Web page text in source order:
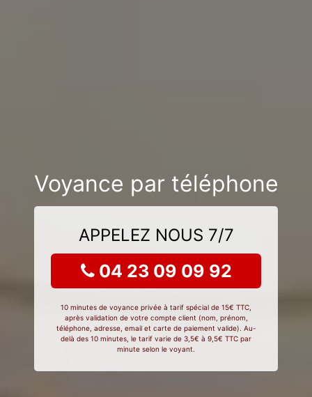
Voyance par téléphone
APPELEZ NOUS 7/7
04 23 09 09 92
10 minutes de voyance privée à tarif spécial de 15€ TTC,
après validation de votre compte client (nom, prénom,
téléphone, adresse, email et carte de paiement valide). Au-
delà des 10 minutes, le tarif varie de 3,5€ à 9,5€ TTC par
minute selon le voyant.